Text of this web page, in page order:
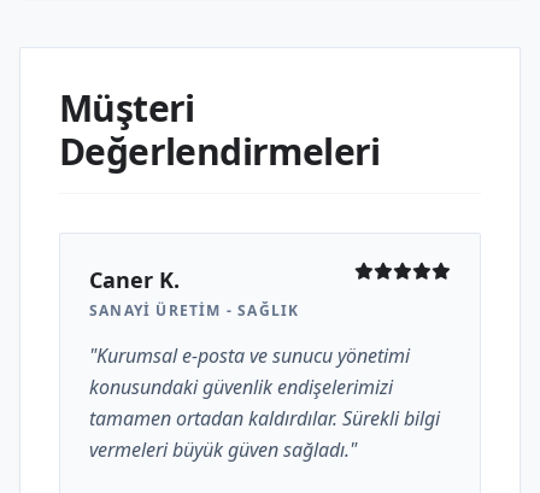
Müşteri
Değerlendirmeleri
Caner K.
SANAYI ÜRETIM - SAĞLIK
"Kurumsal e-posta ve sunucu yönetimi
konusundaki güvenlik endişelerimizi
tamamen ortadan kaldırdılar. Sürekli bilgi
vermeleri büyük güven sağladı."